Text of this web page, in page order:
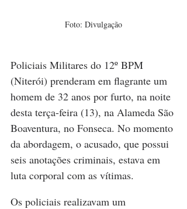
Foto: Divulgação
Policiais Militares do 12º BPM
(Niterói) prenderam em flagrante um
homem de 32 anos por furto, na noite
desta terça-feira (13), na Alameda São
Boaventura, no Fonseca. No momento
da abordagem, o acusado, que possui
seis anotações criminais, estava em
luta corporal com as vítimas.
Os policiais realizavam um